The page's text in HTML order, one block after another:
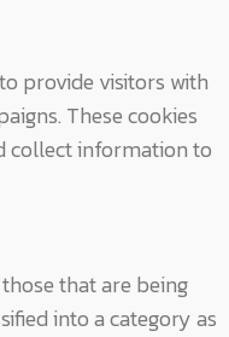
provide visitors with
These cookies
collect information to
that are being
into a category as